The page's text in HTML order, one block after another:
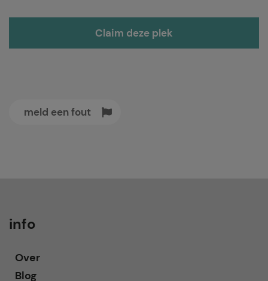
Claim deze plek
meld een fout
info
Over
Blog